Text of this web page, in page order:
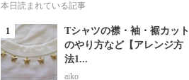
本日読まれている記事
Tシャツの襟・袖・裾カット
のやり方など【アレンジ方
法1...
aiko